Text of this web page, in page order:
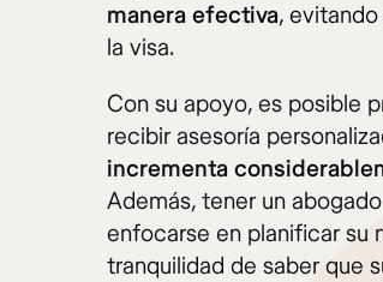
manera efectiva,
la visa.
Con su apoyo, es posible
recibir asesoría
incrementa
Además, tener un
enfocarse en planificar su
tranquilidad de saber que